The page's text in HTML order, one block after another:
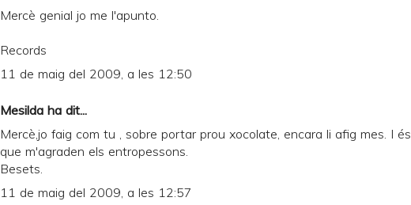
Mercè genial jo me l'apunto.
Records
11 de maig del 2009, a les 12:50
Mesilda ha dit...
Mercè,jo faig com tu , sobre portar prou xocolate, encara li afig mes. I és
que m'agraden els entropessons.
Besets.
11 de maig del 2009, a les 12:57